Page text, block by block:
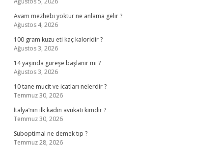
Avam mezhebi yoktur ne anlama gelir ?
Ağustos 4, 2026
100 gram kuzu eti kaç kaloridir ?
Ağustos 3, 2026
14 yaşında güreşe başlanır mı ?
Ağustos 3, 2026
10 tane mucit ve icatları nelerdir ?
Temmuz 30, 2026
İtalya’nın ilk kadın avukatı kimdir ?
Temmuz 30, 2026
Suboptimal ne demek tıp ?
Temmuz 28, 2026